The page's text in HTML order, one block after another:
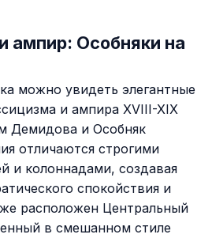
ампир: Особняки на
можно увидеть элегантные
и ампира XVIII-XIX
Демидова и Особняк
отличаются строгими
и колоннадами, создавая
спокойствия и
расположен Центральный
в смешанном стиле